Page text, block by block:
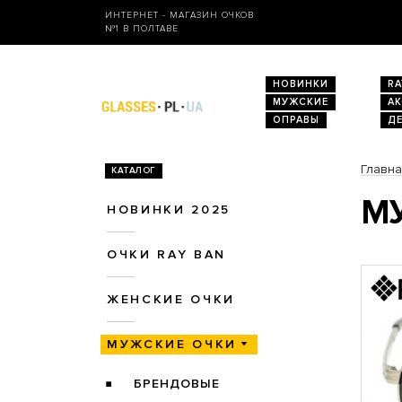
ИНТЕРНЕТ - МАГАЗИН ОЧКОВ
№1 В ПОЛТАВЕ
НОВИНКИ
МУЖСКИЕ
ОПРАВЫ
КАТАЛОГ
НОВИНКИ 2025
ОЧКИ RAY BAN
ЖЕНСКИЕ ОЧКИ
МУЖСКИЕ ОЧКИ
БРЕНДОВЫЕ